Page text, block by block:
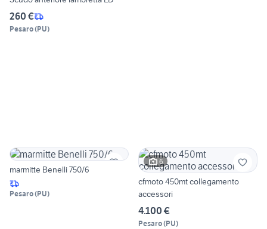
260 €
Pesaro(PU)
marmitte Benelli 750/6
Pesaro(PU)
6
cfmoto 450mt collegamento
accessori
4.100 €
Pesaro(PU)